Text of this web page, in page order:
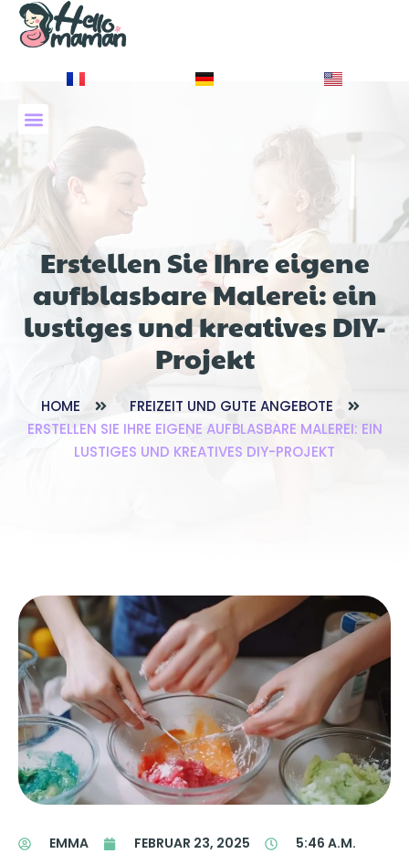
Erstellen Sie Ihre eigene
aufblasbare Malerei: ein
lustiges und kreatives DIY-
Projekt
HOME
FREIZEIT UND GUTE ANGEBOTE
ERSTELLEN SIE IHRE EIGENE AUFBLASBARE MALEREI: EIN
LUSTIGES UND KREATIVES DIY-PROJEKT
EMMA FEBRUAR 23, 2025 5:46 A.M.